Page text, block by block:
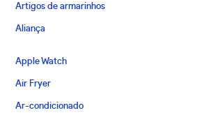
Artigos de armarinhos
Aliança
Apple Watch
Air Fryer
Ar-condicionado